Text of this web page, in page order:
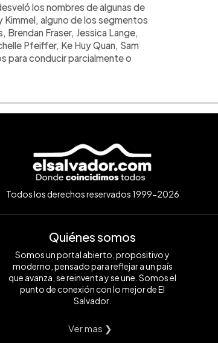
los nombres de algunas de
Kimmel, alguno de los segmentos
Brendan Fraser, Jessica Lange,
Pfeiffer, Ke Huy Quan, Sam
para conducir parcialmente o
Todos los derechos reservados 1999-2026
Quiénes somos
Somos un portal abierto, propositivo y
moderno, pensado para reflejar a un país
que avanza, se reinventa y se une. Somos el
punto de conexión con lo mejor de El
Salvador.
Ver mas ❯